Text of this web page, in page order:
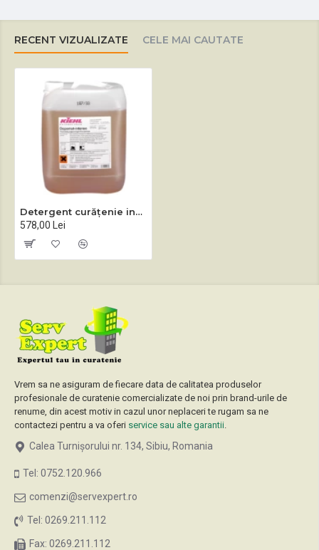
RECENT VIZUALIZATE CELE MAI CAUTATE
Detergent curățenie industrială Dopomat Intenso 10 L
578,00 Lei
Vrem sa ne asiguram de fiecare data de calitatea produselor
profesionale de curatenie comercializate de noi prin brand-urile de
renume, din acest motiv in cazul unor neplaceri te rugam sa ne
contactezi pentru a va oferi service sau alte garantii.
Calea Turnișorului nr. 134, Sibiu, Romania
Tel: 0752.120.966
comenzi@servexpert.ro
Tel: 0269.211.112
Fax: 0269.211.112